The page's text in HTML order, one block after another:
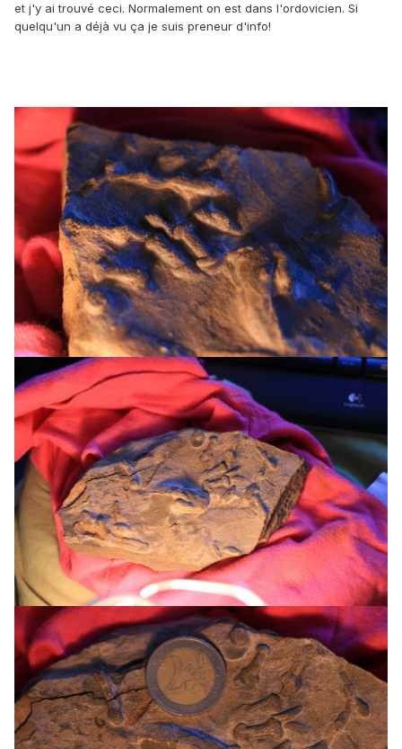
et j'y ai trouvé ceci. Normalement on est dans l'ordovicien. Si
quelqu'un a déjà vu ça je suis preneur d'info!